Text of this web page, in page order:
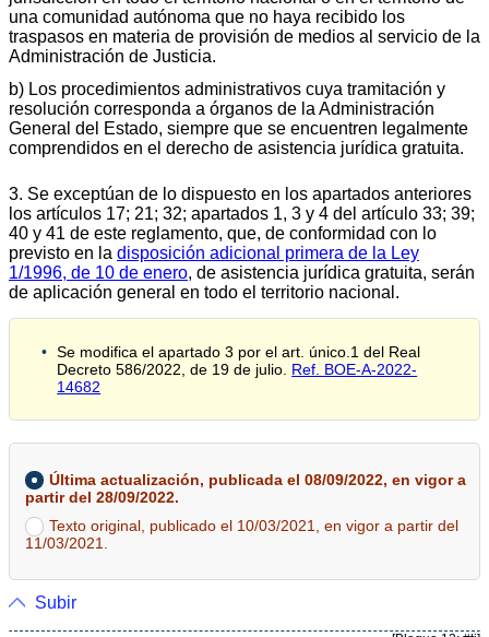
una comunidad autónoma que no haya recibido los
traspasos en materia de provisión de medios al servicio de la
Administración de Justicia.
b) Los procedimientos administrativos cuya tramitación y
resolución corresponda a órganos de la Administración
General del Estado, siempre que se encuentren legalmente
comprendidos en el derecho de asistencia jurídica gratuita.
3. Se exceptúan de lo dispuesto en los apartados anteriores
los artículos 17; 21; 32; apartados 1, 3 y 4 del artículo 33; 39;
40 y 41 de este reglamento, que, de conformidad con lo
previsto en la disposición adicional primera de la Ley
1/1996, de 10 de enero, de asistencia jurídica gratuita, serán
de aplicación general en todo el territorio nacional.
Se modifica el apartado 3 por el art. único.1 del Real
Decreto 586/2022, de 19 de julio. Ref. BOE-A-2022-
14682
Última actualización, publicada el 08/09/2022, en vigor a
partir del 28/09/2022.
Texto original, publicado el 10/03/2021, en vigor a partir del
11/03/2021.
Subir